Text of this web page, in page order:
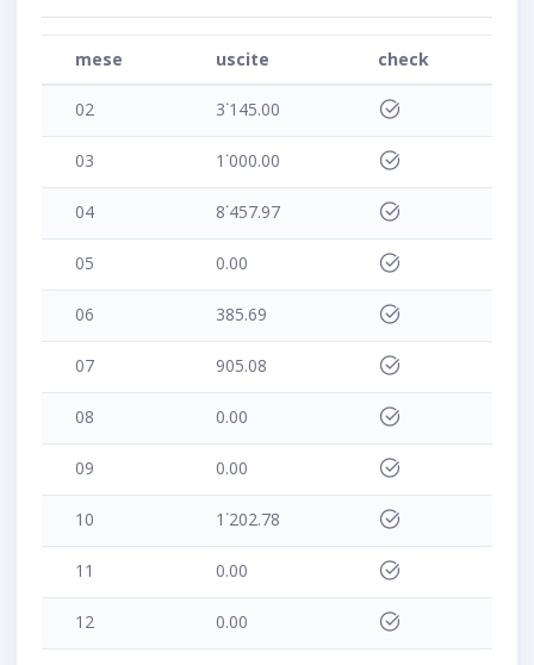
mese uscite check
02 3˙145.00
03 1˙000.00
04 8˙457.97
05 0.00
06 385.69
07 905.08
08 0.00
09 0.00
10 1˙202.78
11 0.00
12 0.00